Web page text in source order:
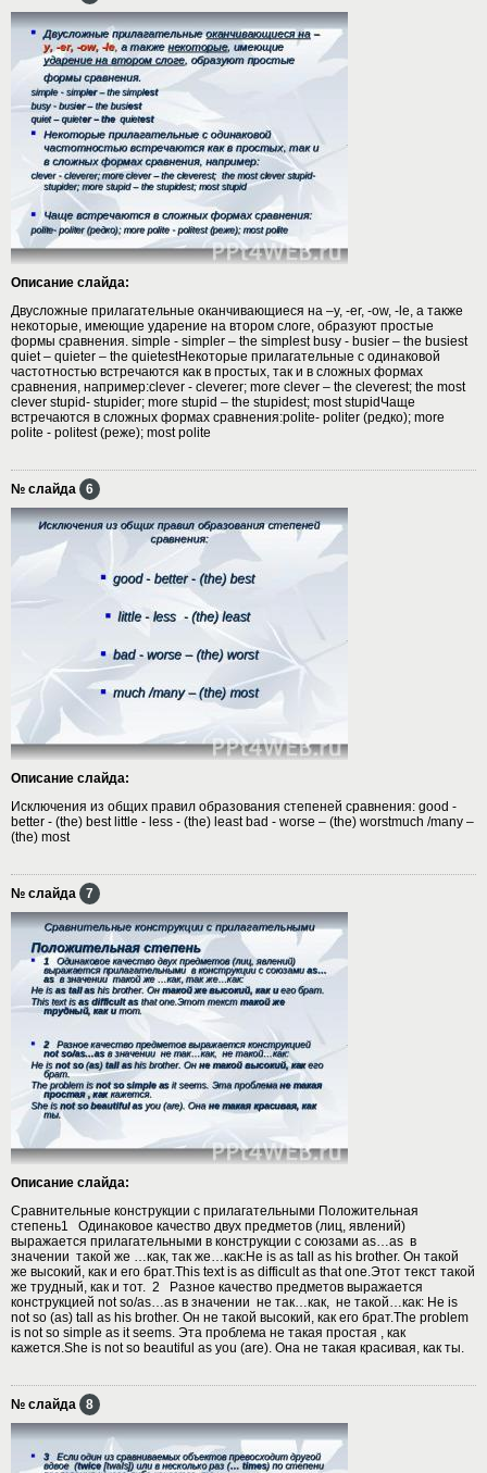
Описание слайда:
Двусложные прилагательные оканчивающиеся на –y, -er, -ow, -le, а также
некоторые, имеющие ударение на втором слоге, образуют простые
формы сравнения. simple - simpler – the simplest busy - busier – the busiest
quiet – quieter – the quietestНекоторые прилагательные с одинаковой
частотностью встречаются как в простых, так и в сложных формах
сравнения, например:clever - cleverer; more clever – the cleverest; the most
clever stupid- stupider; more stupid – the stupidest; most stupidЧаще
встречаются в сложных формах сравнения:polite- politer (редко); more
polite - politest (реже); most polite
№ слайда 6
Описание слайда:
Исключения из общих правил образования степеней сравнения: good -
better - (the) best little - less - (the) least bad - worse – (the) worstmuch /many –
(the) most
№ слайда 7
Описание слайда:
Сравнительные конструкции с прилагательными Положительная
степень1 Одинаковое качество двух предметов (лиц, явлений)
выражается прилагательными в конструкции с союзами as…as в
значении такой же …как, так же…как:He is as tall as his brother. Он такой
же высокий, как и его брат.This text is as difficult as that one.Этот текст такой
же трудный, как и тот. 2 Разное качество предметов выражается
конструкцией not so/as…as в значении не так…как, не такой…как: He is
not so (as) tall as his brother. Он не такой высокий, как его брат.The problem
is not so simple as it seems. Эта проблема не такая простая , как
кажется.She is not so beautiful as you (are). Она не такая красивая, как ты.
№ слайда 8